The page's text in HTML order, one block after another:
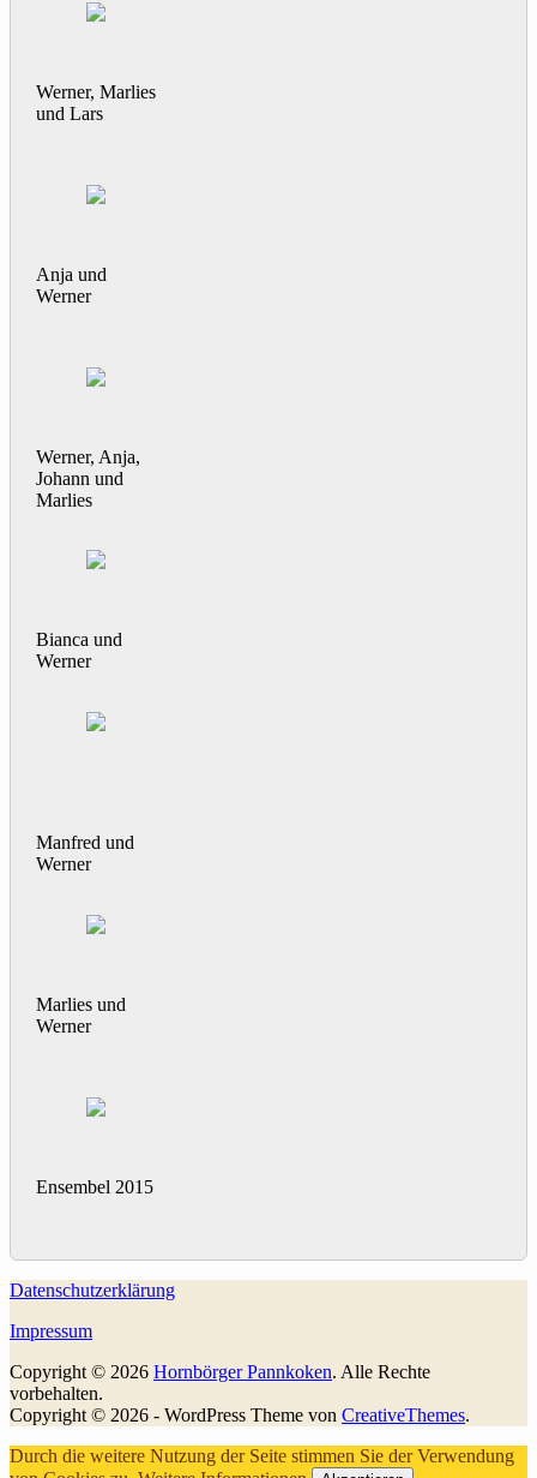
Werner, Marlies
und Lars
Anja und
Werner
Werner, Anja,
Johann und
Marlies
Bianca und
Werner
Manfred und
Werner
Marlies und
Werner
Ensembel 2015
Datenschutzerklärung
Impressum
Copyright © 2026 Hornbörger Pannkoken. Alle Rechte
vorbehalten.
Copyright © 2026 - WordPress Theme von CreativeThemes.
Durch die weitere Nutzung der Seite stimmen Sie der Verwendung